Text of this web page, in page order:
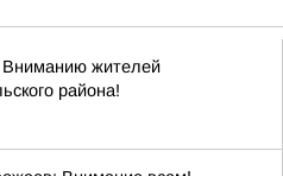
Вниманию жителей
района!